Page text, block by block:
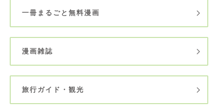
一冊まるごと無料漫画
漫画雑誌
旅行ガイド・観光